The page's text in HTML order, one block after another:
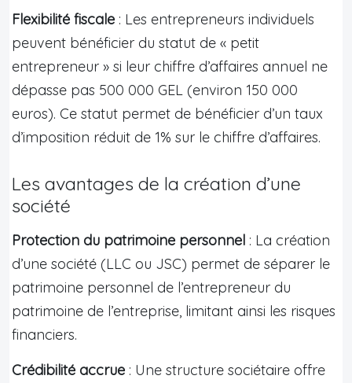
Flexibilité fiscale : Les entrepreneurs individuels
peuvent bénéficier du statut de « petit
entrepreneur » si leur chiffre d’affaires annuel ne
dépasse pas 500 000 GEL (environ 150 000
euros). Ce statut permet de bénéficier d’un taux
d’imposition réduit de 1% sur le chiffre d’affaires.
Les avantages de la création d’une
société
Protection du patrimoine personnel : La création
d’une société (LLC ou JSC) permet de séparer le
patrimoine personnel de l’entrepreneur du
patrimoine de l’entreprise, limitant ainsi les risques
financiers.
Crédibilité accrue : Une structure sociétaire offre